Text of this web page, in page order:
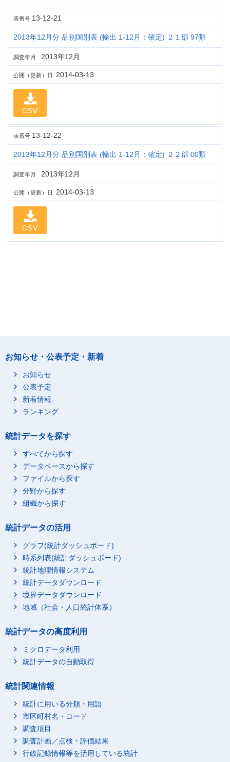
表番号 13-12-21
2013年12月分 品別国別表 (輸出 1-12月：確定) ２１部 97類
調査年月 2013年12月
公開（更新）日 2014-03-13
CSV
表番号 13-12-22
2013年12月分 品別国別表 (輸出 1-12月：確定) ２２部 00類
調査年月 2013年12月
公開（更新）日 2014-03-13
CSV
お知らせ・公表予定・新着
お知らせ
公表予定
新着情報
ランキング
統計データを探す
すべてから探す
データベースから探す
ファイルから探す
分野から探す
組織から探す
統計データの活用
グラフ(統計ダッシュボード)
時系列表(統計ダッシュボード)
統計地理情報システム
統計データダウンロード
境界データダウンロード
地域（社会・人口統計体系）
統計データの高度利用
ミクロデータ利用
統計データの自動取得
統計関連情報
統計に用いる分類・用語
市区町村名・コード
調査項目
調査計画／点検・評価結果
行政記録情報等を活用している統計